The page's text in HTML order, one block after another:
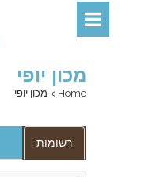
מכון יופי
Home
> מכון יופי
רשומות